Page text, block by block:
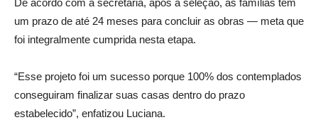
um prazo de até 24 meses para concluir as obras — meta que
foi integralmente cumprida nesta etapa.
“Esse projeto foi um sucesso porque 100% dos contemplados
conseguiram finalizar suas casas dentro do prazo
estabelecido”, enfatizou Luciana.